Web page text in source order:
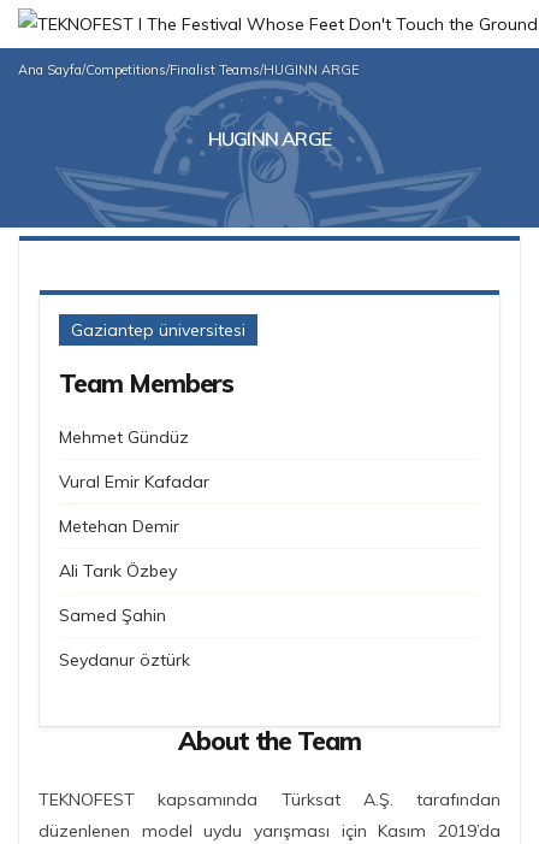
Ana Sayfa/Competitions/Finalist Teams/HUGINN ARGE
HUGINN ARGE
Gaziantep üniversitesi
Team Members
Mehmet Gündüz
Vural Emir Kafadar
Metehan Demir
Ali Tarık Özbey
Samed Şahin
Seydanur öztürk
About the Team
TEKNOFEST kapsamında Türksat A.Ş. tarafından
düzenlenen model uydu yarışması için Kasım 2019’da